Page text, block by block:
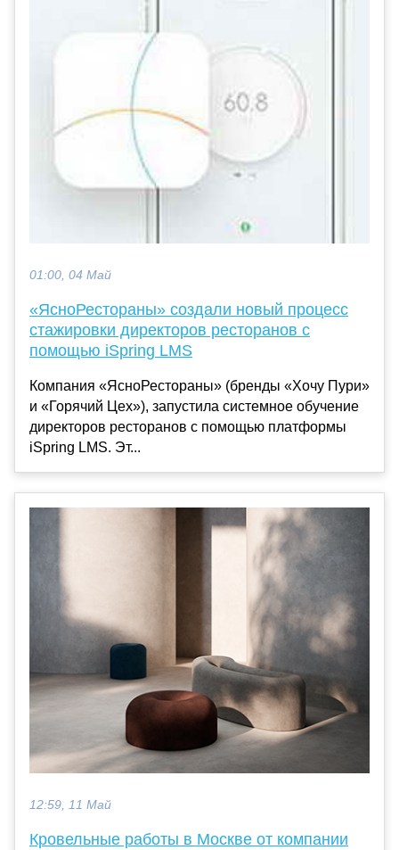
01:00, 04 Май
«ЯсноРестораны» создали новый процесс
стажировки директоров ресторанов с
помощью iSpring LMS
Компания «ЯсноРестораны» (бренды «Хочу Пури»
и «Горячий Цех»), запустила системное обучение
директоров ресторанов с помощью платформы
iSpring LMS. Эт...
12:59, 11 Май
Кровельные работы в Москве от компании